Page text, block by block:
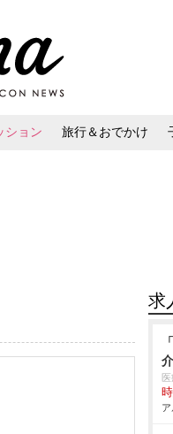
ション 旅行＆おでかけ
求